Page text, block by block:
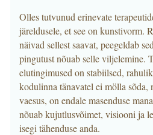
Olles tutvunud erinevate
järeldusele, et see on kunstivorm.
näivad sellest saavat, peegeldab
pingutust nõuab selle viljelemine.
elutingimused on stabiilsed,
kodulinna tänavatel ei mölla sõda,
vaesus, on endale masenduse
nõuab kujutlusvõimet, visiooni ja
isegi tähenduse anda.